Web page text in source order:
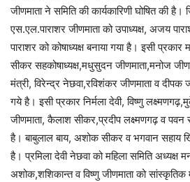
जीणमाता ने समिति की कार्यकारिणी घोषित की
एस.एल.पाराशर जीणमाता को उपाध्यक्ष, अजय
पाराशर को कोषाध्यक्ष बनाया गया है। इसी
सीकर सहकोषाध्यक्ष,मधुसुदन जीणमाता,मनोज
मंत्री, विरेन्द्र नेछवा,रविशंकर जीणमाता व दीपक
गये है। इसी प्रकार निर्मला देवी, विष्णु
जीणमाता, कैलाश सीकर,प्रदीप लक्ष्मणगढ़ व पवन
है। बाबुलाल बाय, अशोक सीकर व भगवान सहाय
है। प्रमिला देवी नेछवा को महिला समिति अध्यक्ष
अशोक,शशिकान्त व विष्णु जीणमाता को सांस्कृतिक